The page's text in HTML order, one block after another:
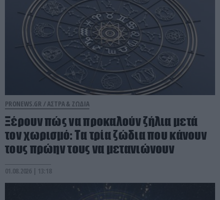
PRONEWS.GR /ΑΣΤΡΑ & ΖΩΔΙΑ
Ξέρουν πώς να προκαλούν ζήλια μετά
τον χωρισμό: Τα τρία ζώδια που κάνουν
τους πρώην τους να μετανιώνουν
01.08.2026 | 13:18